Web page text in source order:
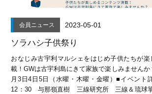
会員ニュース 2023-05-01
ソラハシ子供祭り
おなじみ古宇利マルシェをはじめ子供たちが
載！GWは古宇利島にきて家族で楽しみません
月3日4日5日（水曜・木曜・金曜）■イベント
12：30 与那嶺直樹 三線研究所 三線＆琉球